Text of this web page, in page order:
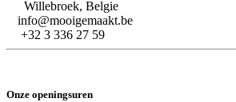
Willebroek, Belgie
info@mooigemaakt.be
+32 3 336 27 59
Onze openingsuren